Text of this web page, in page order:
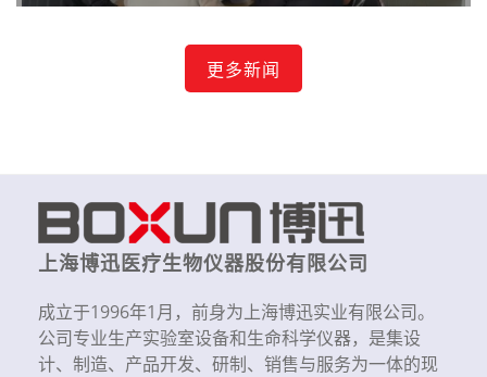
更多新闻
上海博迅医疗生物仪器股份有限公司
成立于1996年1月，前身为上海博迅实业有限公司。
公司专业生产实验室设备和生命科学仪器，是集设
计、制造、产品开发、研制、销售与服务为一体的现